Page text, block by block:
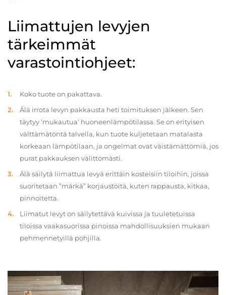
Liimattujen levyjen
tärkeimmät
varastointiohjeet:
Koko tuote on pakattava.
Älä irrota levyn pakkausta heti toimituksen jälkeen. Sen
täytyy ‘mukautua’ huoneenlämpötilassa. Se on erityisen
välttämätöntä talvella, kun tuote kuljetetaan matalasta
korkeaan lämpötilaan, ja ongelmat ovat väistämättömiä, jos
purat pakkauksen välittömästi.
Älä säilytä liimattua levyä erittäin kosteisiin tiloihin, joissa
suoritetaan ”märkä” korjaustöitä, kuten rappausta, kitkaa,
pinnoitetta.
Liimatut levyt on säilytettävä kuivissa ja tuuletetuissa
tiloissa vaakasuorissa pinoissa mahdollisuuksien mukaan
pehmennetyillä pohjilla.